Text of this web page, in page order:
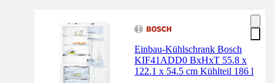
Einbau-Kühlschrank Bosch
KIF41ADD0 BxHxT 55.8 x
122.1 x 54.5 cm Kühlteil 186 l